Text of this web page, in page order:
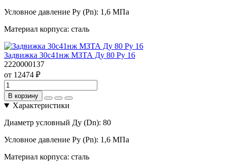
Условное давление Ру (Pn): 1,6 МПа
Материал корпуса: сталь
Задвижка 30с41нж МЗТА Ду 80 Ру 16
2220000137
от 12474 ₽
В корзину
Характеристики
Диаметр условный Ду (Dn): 80
Условное давление Ру (Pn): 1,6 МПа
Материал корпуса: сталь